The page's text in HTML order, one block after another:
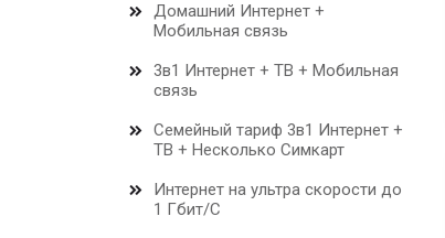
Домашний Интернет +
Мобильная связь
3в1 Интернет + ТВ + Мобильная
связь
Семейный тариф 3в1 Интернет +
ТВ + Несколько Симкарт
Интернет на ультра скорости до
1 Гбит/С